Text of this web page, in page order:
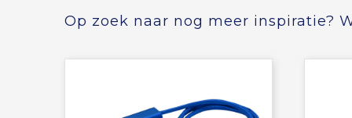
Op zoek naar nog meer inspiratie?